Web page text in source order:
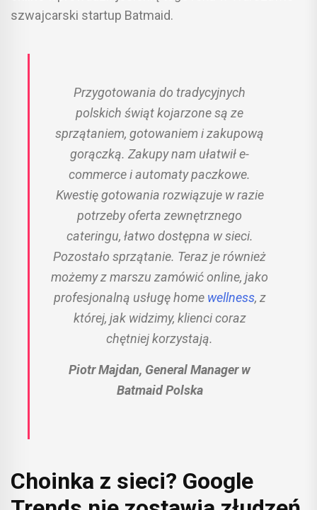
szwajcarski startup Batmaid.
Przygotowania do tradycyjnych
polskich świąt kojarzone są ze
sprzątaniem, gotowaniem i zakupową
gorączką. Zakupy nam ułatwił e-
commerce i automaty paczkowe.
Kwestię gotowania rozwiązuje w razie
potrzeby oferta zewnętrznego
cateringu, łatwo dostępna w sieci.
Pozostało sprzątanie. Teraz je również
możemy z marszu zamówić online, jako
profesjonalną usługę home wellness, z
której, jak widzimy, klienci coraz
chętniej korzystają.
Piotr Majdan, General Manager w
Batmaid Polska
Choinka z sieci? Google